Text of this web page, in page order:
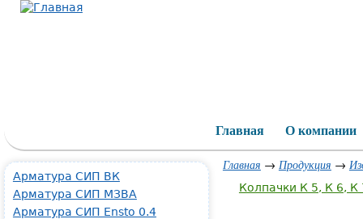
Главная → Продукция →
Колпачки К 5, К 6, К
Main menu
Главная О компании
Арматура СИП ВК
Арматура СИП МЗВА
Арматура СИП Ensto 0.4